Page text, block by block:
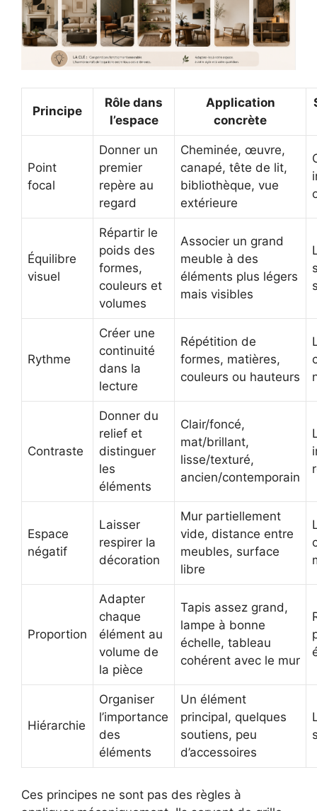
Principe
Rôle dans
l’espace
Application
concrète
Point
focal
Donner un
premier
repère au
regard
Cheminée, œuvre,
canapé, tête de lit,
bibliothèque, vue
extérieure
Équilibre
visuel
Répartir le
poids des
formes,
couleurs et
volumes
Associer un grand
meuble à des
éléments plus légers
mais visibles
Rythme
Créer une
continuité
dans la
lecture
Répétition de
formes, matières,
couleurs ou hauteurs
Contraste
Donner du
relief et
distinguer
les
éléments
Clair/foncé,
mat/brillant,
lisse/texturé,
ancien/contemporain
Espace
négatif
Laisser
respirer la
décoration
Mur partiellement
vide, distance entre
meubles, surface
libre
Proportion
Adapter
chaque
élément au
volume de
la pièce
Tapis assez grand,
lampe à bonne
échelle, tableau
cohérent avec le mur
Hiérarchie
Organiser
l’importance
des
éléments
Un élément
principal, quelques
soutiens, peu
d’accessoires
Ces principes ne sont pas des règles à